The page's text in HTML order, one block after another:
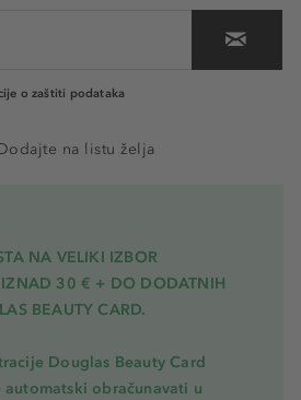
o zaštiti podataka
na listu želja
NA VELIKI IZBOR
30 € + DO DODATNIH
BEAUTY CARD.
Douglas Beauty Card
automatski obračunavati u